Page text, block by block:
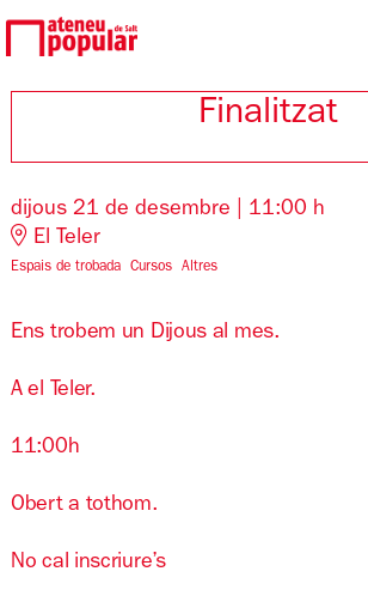
Finalitzat
dijous 21 de desembre
11:00 h
El Teler
Espais de trobada Cursos Altres
Ens trobem un Dijous al mes.
A el Teler.
11:00h
Obert a tothom.
No cal inscriure’s